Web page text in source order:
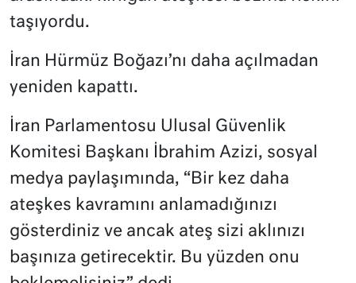
taşıyordu.
İran Hürmüz Boğazı’nı daha açılmadan
yeniden kapattı.
İran Parlamentosu Ulusal Güvenlik
Komitesi Başkanı İbrahim Azizi, sosyal
medya paylaşımında, “Bir kez daha
ateşkes kavramını anlamadığınızı
gösterdiniz ve ancak ateş sizi aklınızı
başınıza getirecektir. Bu yüzden onu